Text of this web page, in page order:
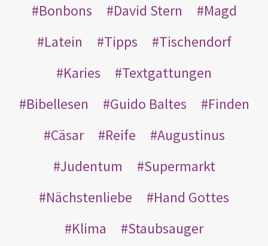
Bonbons
David Stern
Magd
Latein
Tipps
Tischendorf
Karies
Textgattungen
Bibellesen
Guido Baltes
Finden
Cäsar
Reife
Augustinus
Judentum
Supermarkt
Nächstenliebe
Hand Gottes
Klima
Staubsauger